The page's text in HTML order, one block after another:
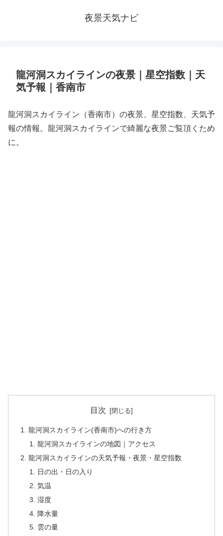
夜景天気ナビ
龍河洞スカイラインの夜景｜星空指数｜天
気予報｜香南市
龍河洞スカイライン（香南市）の夜景、星空指数、天気予
報の情報。龍河洞スカイラインで綺麗な夜景ご覧頂くため
に。
目次
龍河洞スカイライン(香南市)への行き方
龍河洞スカイラインの地図｜アクセス
龍河洞スカイラインの天気予報・夜景・星空指数
日の出・日の入り
気温
湿度
降水量
雲の量